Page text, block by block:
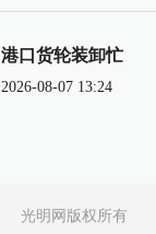
港口货轮装卸忙
2026-08-07 13:24
光明网版权所有